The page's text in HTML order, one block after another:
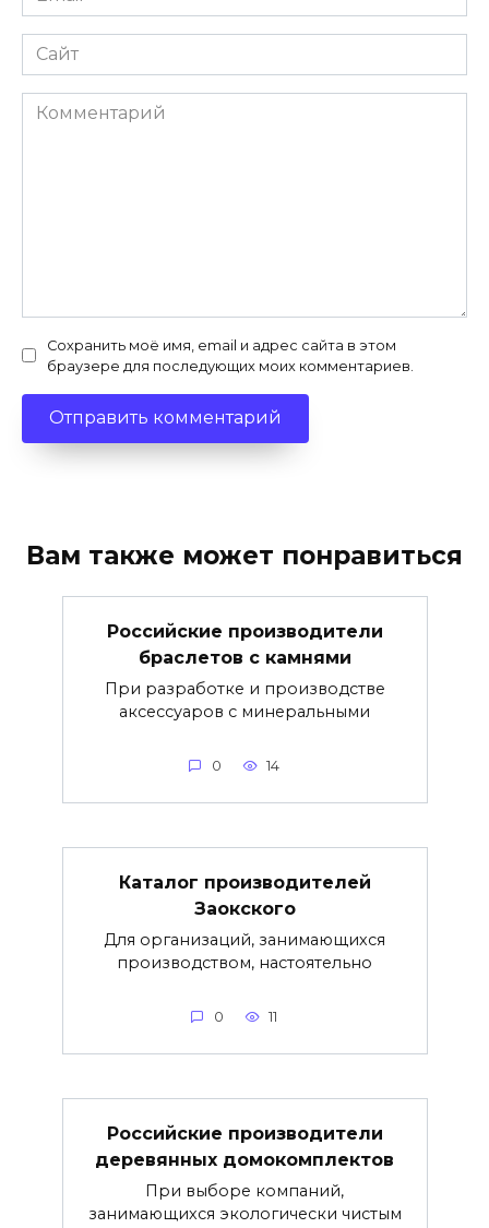
*
Сайт
Комментарий
Сохранить моё имя, email и адрес сайта в этом
браузере для последующих моих комментариев.
Вам также может понравиться
Российские производители
браслетов с камнями
При разработке и производстве
аксессуаров с минеральными
0 14
Каталог производителей
Заокского
Для организаций, занимающихся
производством, настоятельно
0 11
Российские производители
деревянных домокомплектов
При выборе компаний,
занимающихся экологически чистым